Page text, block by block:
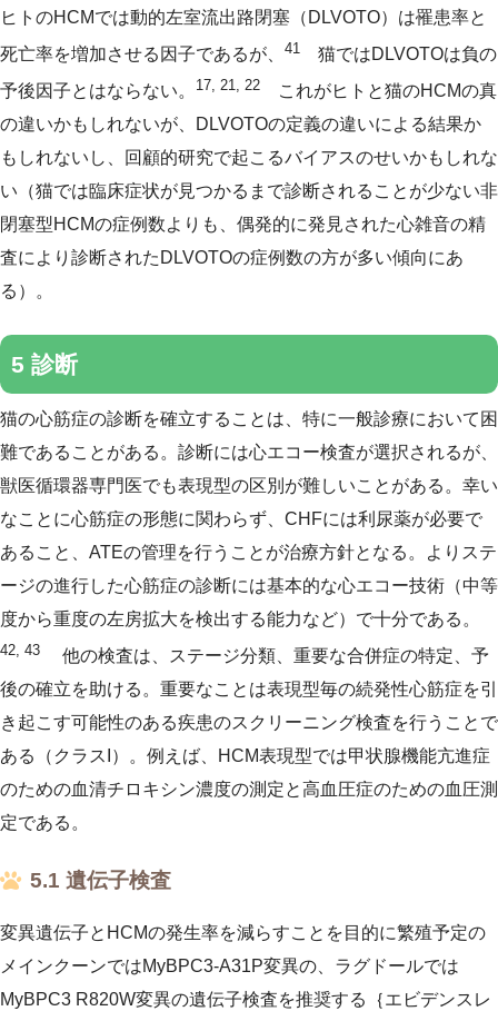
ヒトのHCMでは動的左室流出路閉塞（DLVOTO）は罹患率と
死亡率を増加させる因子であるが、 41
猫ではDLVOTOは負の
予後因子とはならない。
17, 21, 22 これがヒトと猫のHCMの真
の違いかもしれないが、DLVOTOの定義の違いによる結果か
もしれないし、回顧的研究で起こるバイアスのせいかもしれな
い（猫では臨床症状が見つかるまで診断されることが少ない非
閉塞型HCMの症例数よりも、偶発的に発見された心雑音の精
査により診断されたDLVOTOの症例数の方が多い傾向にあ
る）。
5 診断
猫の心筋症の診断を確立することは、特に一般診療において困
難であることがある。診断には心エコー検査が選択されるが、
獣医循環器専門医でも表現型の区別が難しいことがある。幸い
なことに心筋症の形態に関わらず、CHFには利尿薬が必要で
あること、ATEの管理を行うことが治療方針となる。よりステ
ージの進行した心筋症の診断には基本的な心エコー技術（中等
度から重度の左房拡大を検出する能力など）で十分である。
42, 43 他の検査は、ステージ分類、重要な合併症の特定、予
後の確立を助ける。重要なことは表現型毎の続発性心筋症を引
き起こす可能性のある疾患のスクリーニング検査を行うことで
ある（クラスI）。例えば、HCM表現型では甲状腺機能亢進症
のための血清チロキシン濃度の測定と高血圧症のための血圧測
定である。
5.1 遺伝子検査
変異遺伝子とHCMの発生率を減らすことを目的に繁殖予定の
メインクーンではMyBPC3-A31P変異の、ラグドールでは
MyBPC3 R820W変異の遺伝子検査を推奨する｛エビデンスレ